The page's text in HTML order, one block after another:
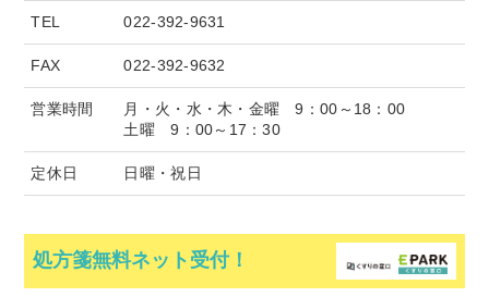
カスタマーハラスメントに対する基本方針
書面掲示事項等
お問い合わせ
TEL 022-392-9631
FAX 022-392-9632
営業時間
月・火・水・木・金曜 9：00～18：00
土曜 9：00～17：30
定休日 日曜・祝日
処方箋無料ネット受付！